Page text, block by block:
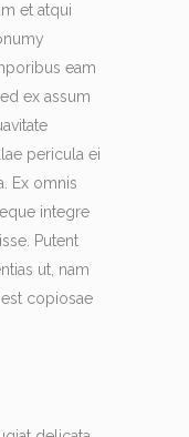
et atqui
eam
ex assum
pericula ei
Ex omnis
integre
Putent
ut, nam
copiosae